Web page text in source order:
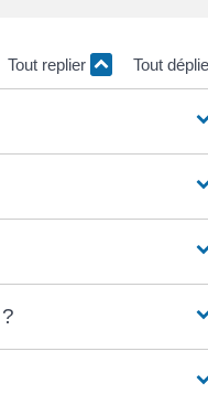
Tout replier Tout